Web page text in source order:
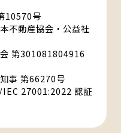
10570号
不動産協会・公益社
第301081804916
事 第66270号
27001:2022 認証